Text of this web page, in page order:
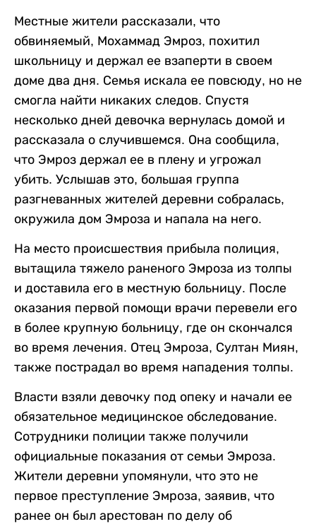
Местные жители рассказали, что
обвиняемый, Мохаммад Эмроз, похитил
школьницу и держал ее взаперти в своем
доме два дня. Семья искала ее повсюду, но не
смогла найти никаких следов. Спустя
несколько дней девочка вернулась домой и
рассказала о случившемся. Она сообщила,
что Эмроз держал ее в плену и угрожал
убить. Услышав это, большая группа
разгневанных жителей деревни собралась,
окружила дом Эмроза и напала на него.
На место происшествия прибыла полиция,
вытащила тяжело раненого Эмроза из толпы
и доставила его в местную больницу. После
оказания первой помощи врачи перевели его
в более крупную больницу, где он скончался
во время лечения. Отец Эмроза, Султан Миян,
также пострадал во время нападения толпы.
Власти взяли девочку под опеку и начали ее
обязательное медицинское обследование.
Сотрудники полиции также получили
официальные показания от семьи Эмроза.
Жители деревни упомянули, что это не
первое преступление Эмроза, заявив, что
ранее он был арестован по делу об